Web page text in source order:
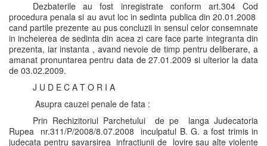
Dezbaterile au fost inregistrate conform art.304 Cod
procedura penala si au avut loc in sedinta publica din 20.01.2008
cand partile prezente au pus concluzii in sensul celor consemnate
in incheierea de sedinta din acea zi care face parte integranta din
prezenta, iar instanta , avand nevoie de timp pentru deliberare, a
amanat pronuntarea pentru data de 27.01.2009 si ulterior la data
de 03.02.2009.
J U D E C A T O R I A
Asupra cauzei penale de fata :
Prin Rechizitoriul Parchetului de pe langa Judecatoria
Rupea nr.311/P/2008/8.07.2008 inculpatul B. G. a fost trimis in
judecata pentru savarsirea infractiunii de lovire sau alte violente